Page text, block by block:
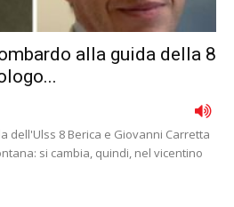
alla guida della 8
dell'Ulss 8 Berica e Giovanni Carretta
si cambia, quindi, nel vicentino